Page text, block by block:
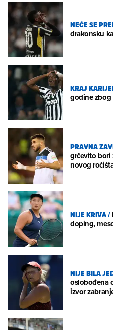
NEĆE SE
drakonsku
KRAJ
godine
PRAVNA
grčevito bori
novog
NIJE KRIVA/
doping,
NIJE BILA
oslobođena
izvor